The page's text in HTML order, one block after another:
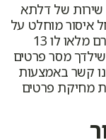
שירות של דלתא
מלאו לו 13 שנה. חל איסור מוחלט על
מסירת פרטים אישיים אודות מי שטרם מלאו לו 13
מסר פרטים
קשר באמצעות
מחיקת פרטים